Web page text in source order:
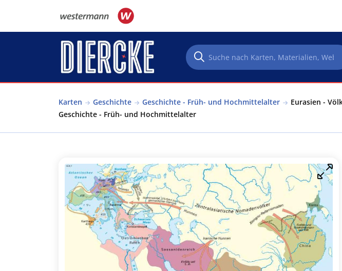
Karten Geschichte Geschichte - Früh- und Hochmittelalter
Eurasien -
Geschichte - Früh- und Hochmittelalter